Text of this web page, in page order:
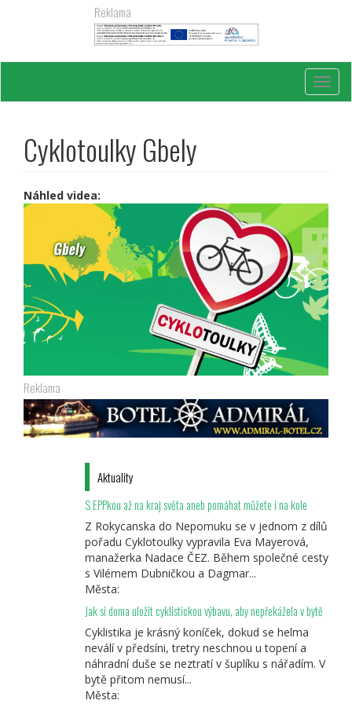
Reklama
Cyklotoulky Gbely
Náhled videa:
Reklama
Aktuality
S EPPkou až na kraj světa aneb pomáhat můžete i na kole
Z Rokycanska do Nepomuku se v jednom z dílů
pořadu Cyklotoulky vypravila Eva Mayerová,
manažerka Nadace ČEZ. Během společné cesty
s Vilémem Dubničkou a Dagmar...
Města:
Jak si doma uložit cyklistickou výbavu, aby nepřekážela v bytě
Cyklistika je krásný koníček, dokud se helma
neválí v předsíni, tretry neschnou u topení a
náhradní duše se neztratí v šuplíku s nářadím. V
bytě přitom nemusí...
Města: